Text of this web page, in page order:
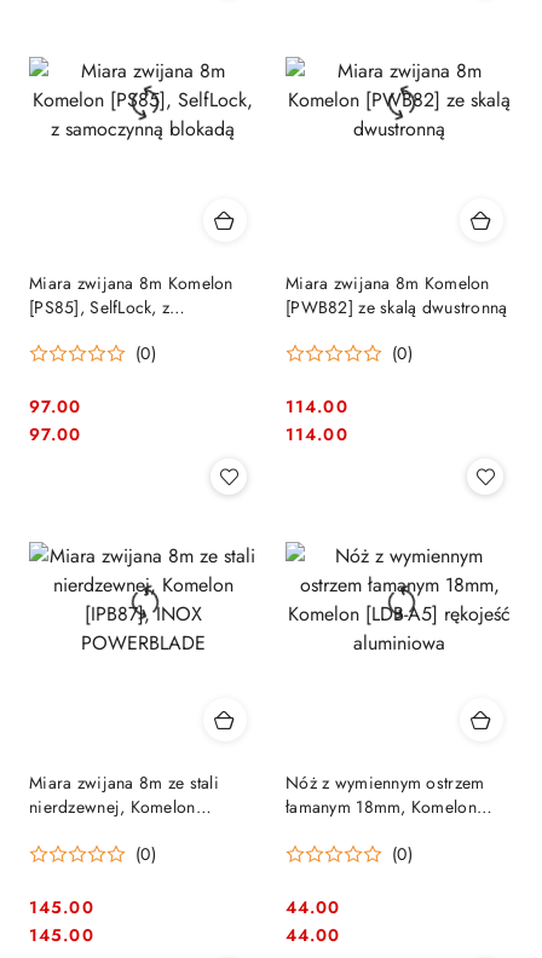
Miara zwijana 8m Komelon
[PS85], SelfLock, z
(0)
Cena:
97.00
Cena:
97.00
Miara zwijana 8m Komelon
[PWB82] ze skalą dwustronną
(0)
Cena:
114.00
Cena:
114.00
Miara zwijana 8m ze stali
nierdzewnej, Komelon
(0)
Cena:
145.00
Cena:
145.00
Nóż z wymiennym ostrzem
łamanym 18mm, Komelon
(0)
Cena:
44.00
Cena:
44.00